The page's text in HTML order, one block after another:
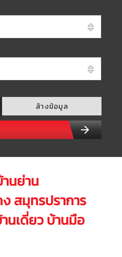
ล้างข้อมูล
นย่าน
ง สมุทรปราการ
นเดี่ยว บ้านมือ